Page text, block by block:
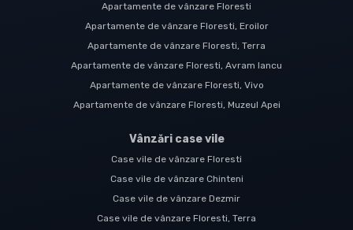
Apartamente de vânzare Floresti
Apartamente de vânzare Floresti, Eroilor
Apartamente de vânzare Floresti, Terra
Apartamente de vânzare Floresti, Avram Iancu
Apartamente de vânzare Floresti, Vivo
Apartamente de vânzare Floresti, Muzeul Apei
Vânzări case vile
Case vile de vânzare Floresti
Case vile de vânzare Chinteni
Case vile de vânzare Dezmir
Case vile de vânzare Floresti, Terra